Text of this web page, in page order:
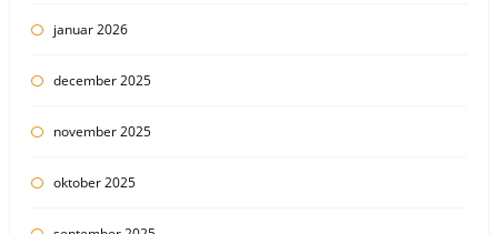
januar 2026
december 2025
november 2025
oktober 2025